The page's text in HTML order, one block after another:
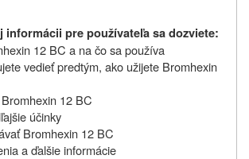
informácii pre používateľa sa dozviete:
12 BC a na čo sa používa
vedieť predtým, ako užijete Bromhexin
12 BC
účinky
Bromhexin 12 BC
a ďalšie informácie